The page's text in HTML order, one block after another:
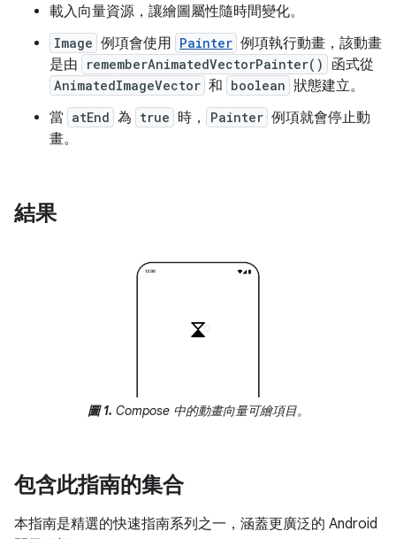
載入向量資源，讓繪圖屬性隨時間變化。
Image 例項會使用 Painter 例項執行動畫，該動畫
是由
rememberAnimatedVectorPainter() 函式從
AnimatedImageVector 和 boolean 狀態建立。
當 atEnd 為 true 時， Painter 例項就會停止動
畫。
結果
圖 1. Compose 中的動畫向量可繪項目。
包含此指南的集合
本指南是精選的快速指南系列之一，涵蓋更廣泛的 Android